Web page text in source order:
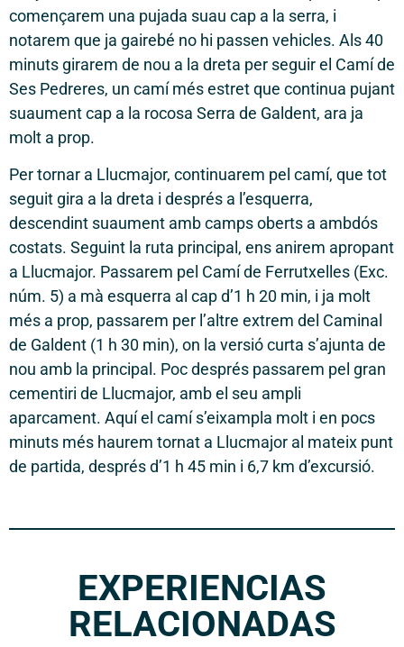
començarem una pujada suau cap a la serra, i
notarem que ja gairebé no hi passen vehicles. Als 40
minuts girarem de nou a la dreta per seguir el Camí de
Ses Pedreres, un camí més estret que continua pujant
suaument cap a la rocosa Serra de Galdent, ara ja
molt a prop.
Per tornar a Llucmajor, continuarem pel camí, que tot
seguit gira a la dreta i després a l’esquerra,
descendint suaument amb camps oberts a ambdós
costats. Seguint la ruta principal, ens anirem apropant
a Llucmajor. Passarem pel Camí de Ferrutxelles (Exc.
núm. 5) a mà esquerra al cap d’1 h 20 min, i ja molt
més a prop, passarem per l’altre extrem del Caminal
de Galdent (1 h 30 min), on la versió curta s’ajunta de
nou amb la principal. Poc després passarem pel gran
cementiri de Llucmajor, amb el seu ampli
aparcament. Aquí el camí s’eixampla molt i en pocs
minuts més haurem tornat a Llucmajor al mateix punt
de partida, després d’1 h 45 min i 6,7 km d’excursió.
EXPERIENCIAS
RELACIONADAS